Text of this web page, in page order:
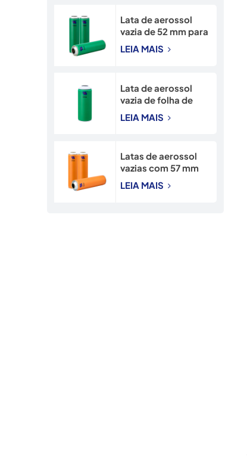
fábrica.
Lata de aerossol
vazia de 52 mm para
alta pressão, em
folha de flandres,
LEIA MAIS
Lata de aerossol
vazia de folha de
flandres com
gargalo de 65 mm e
LEIA MAIS
Latas de aerossol
vazias com 57 mm
de diâmetro para
pulverização de
LEIA MAIS